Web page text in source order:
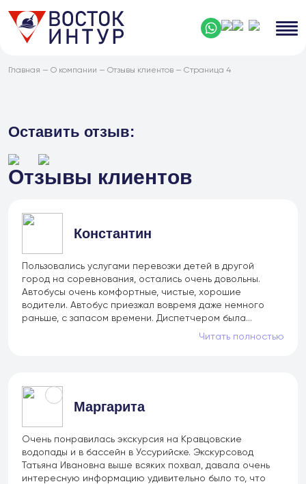
Главная — О компании — Отзывы клиентов — Страница 4
Оставить отзыв:
Отзывы клиентов
Константин
Пользовались услугами перевозки детей в другой
город на соревнования, остались очень довольны.
Автобусы очень комфортные, чистые, хорошие
водители. Автобус приезжал вовремя даже немного
раньше, с запасом времени. Диспетчером была...
Читать полностью
Маргарита
Очень понравилась экскурсия на Кравцовские
водопады и в бассейн в Уссурийске. Экскурсовод
Татьяна Ивановна выше всяких похвал, давала очень
интересную информацию удивительно было то, что